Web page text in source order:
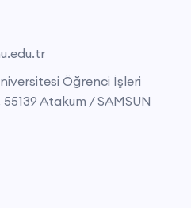
Öğrenci İşleri
Atakum / SAMSUN